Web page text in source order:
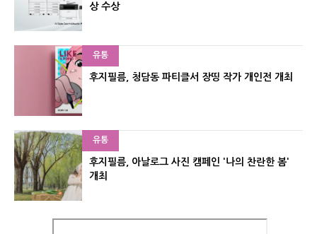
상 수상
유통
후지필름, 청담동 파티클서 장띵 작가 개인전 개최
유통
후지필름, 아날로그 사진 캠페인 '나의 찬란한 봄'
개최